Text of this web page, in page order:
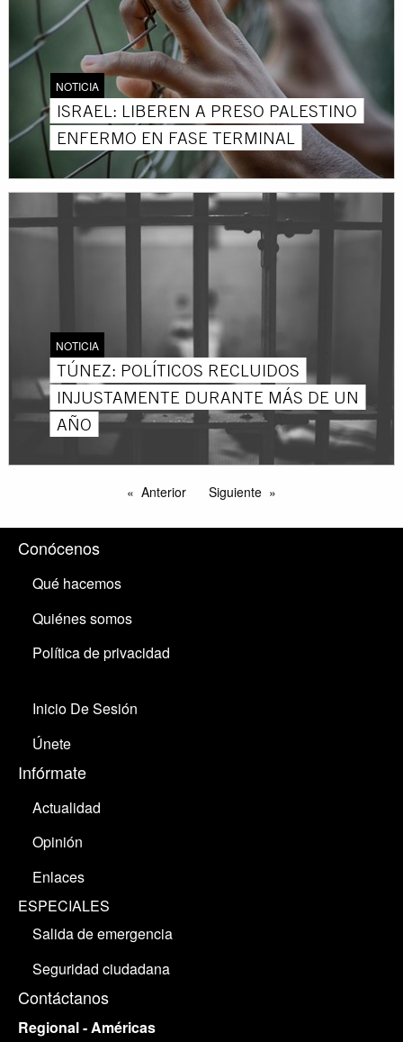
NOTICIA
ISRAEL: LIBEREN A PRESO PALESTINO
ENFERMO EN FASE TERMINAL
NOTICIA
TÚNEZ: POLÍTICOS RECLUIDOS
INJUSTAMENTE DURANTE MÁS DE UN
AÑO
Anterior Siguiente
Conócenos
Qué hacemos
Quiénes somos
Política de privacidad
Inicio De Sesión
Únete
Infórmate
Actualidad
Opinión
Enlaces
ESPECIALES
Salida de emergencia
Seguridad ciudadana
Contáctanos
Regional - Américas